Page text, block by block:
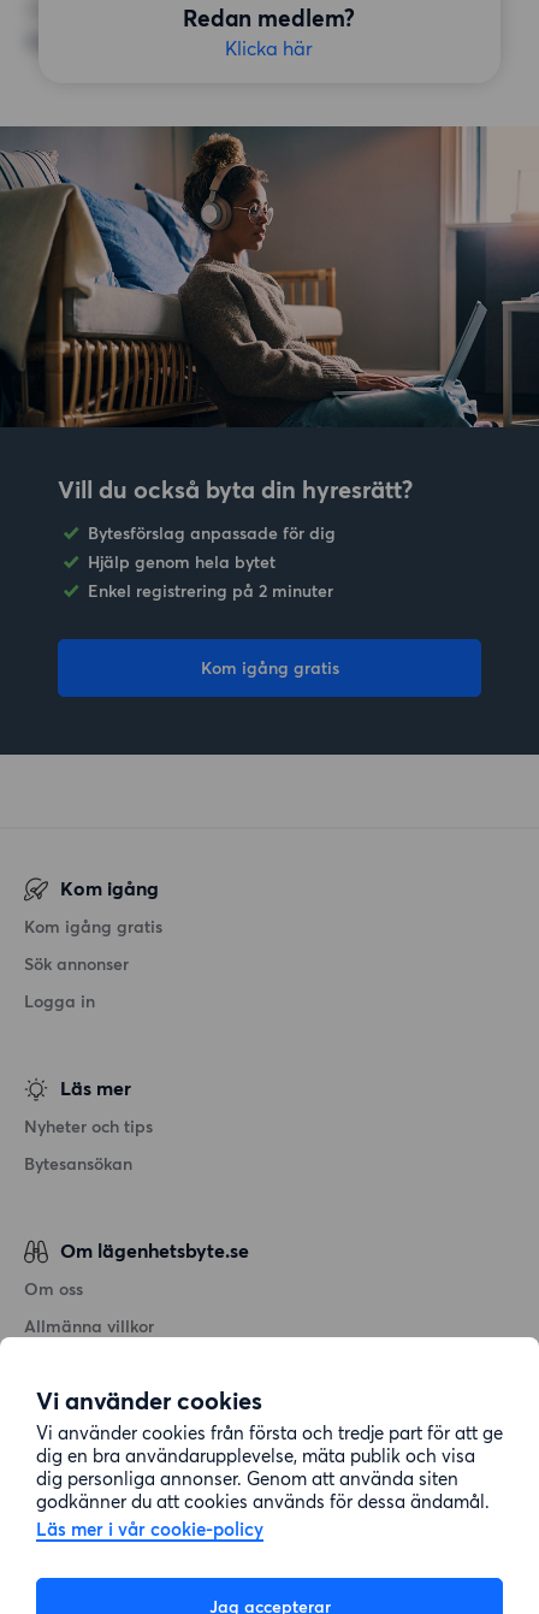
Vi använder cookies
Vi använder cookies från första och tredje part för att ge
dig en bra användarupplevelse, mäta publik och visa
dig personliga annonser. Genom att använda siten
godkänner du att cookies används för dessa ändamål.
Läs mer i vår cookie-policy
Jag accepterar
Redan medlem?
Klicka här
ÖVRIGA PREFERENSER
Inga speciella preferenser
Vill du också byta din hyresrätt?
Bytesförslag anpassade för dig
Hjälp genom hela bytet
Enkel registrering på 2 minuter
Kom igång gratis
Kom igång
Kom igång gratis
Sök annonser
Logga in
Läs mer
Nyheter och tips
Bytesansökan
Om lägenhetsbyte.se
Om oss
Allmänna villkor
Cookiepolicy
Sitemap
Kundtjänst